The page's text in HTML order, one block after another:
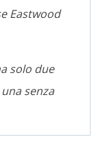
Eastwood
solo due
senza